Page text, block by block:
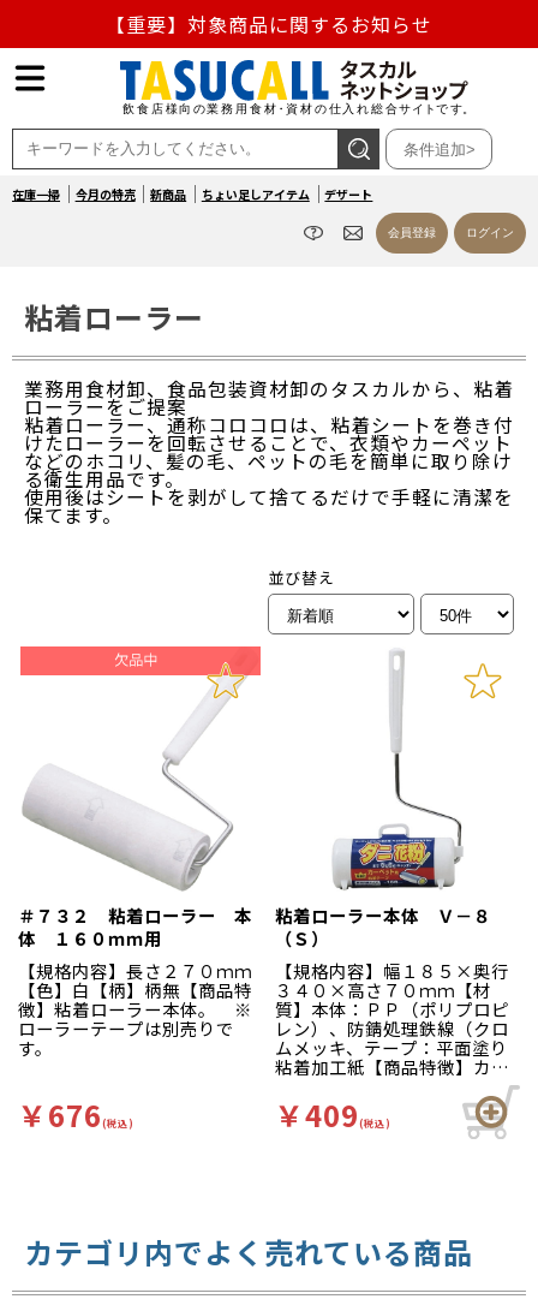
【重要】対象商品に関するお知らせ
【重要】熊本地震の影響による商品出荷停止のお知らせ
熊本県熊本地方を震源とする地震の影響によるお荷物のお
届け遅延について
条件追加>
在庫一掃 今月の特売 新商品 ちょい足しアイテム デザート
会員登録 ログイン
粘着ローラー
業務用食材卸、食品包装資材卸のタスカルから、粘着
ローラーをご提案
粘着ローラー、通称コロコロは、粘着シートを巻き付
けたローラーを回転させることで、衣類やカーペット
などのホコリ、髪の毛、ペットの毛を簡単に取り除け
る衛生用品です。
使用後はシートを剥がして捨てるだけで手軽に清潔を
保てます。
並び替え
＃７３２ 粘着ローラー 本
体 １６０ｍｍ用
【規格内容】長さ２７０ｍｍ
【色】白【柄】柄無【商品特
徴】粘着ローラー本体。 ※
ローラーテープは別売りで
す。
￥676(税込)
粘着ローラー本体 Ｖ－８
（Ｓ）
【規格内容】幅１８５×奥行
３４０×高さ７０ｍｍ【材
質】本体：ＰＰ（ポリプロピ
レン）、防錆処理鉄線（クロ
ムメッキ、テープ：平面塗り
粘着加工紙【商品特徴】カー
ペットの上のゴミや埃、ダニ
や花粉までらくらくキャッ
チ！替え紙の適合サイズは１
￥409(税込)
カテゴリ内でよく売れている商品